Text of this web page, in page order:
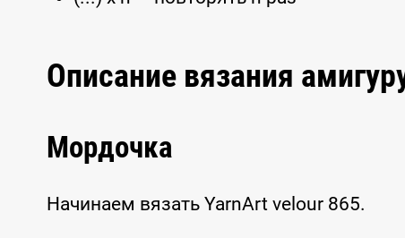
Описание вязания
Мордочка
Начинаем вязать YarnArt velour 865.